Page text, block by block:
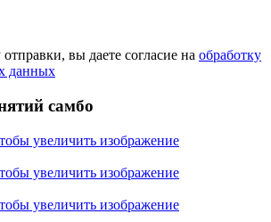
вы даете согласие на обработку
данных
самбо